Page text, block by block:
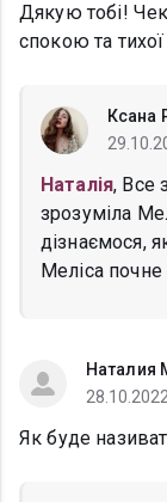
Дякую тобі!
спокою та тихої
Ксана
Наталія, Все
зрозуміла
дізнаємося,
Меліса
Наталия
Як буде